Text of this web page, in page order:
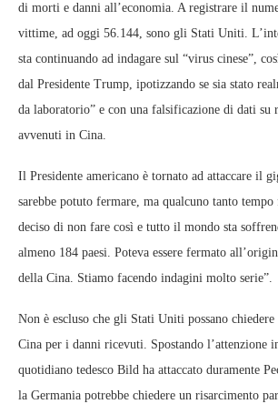
di morti e danni all’economia. A registrare il
vittime, ad oggi 56.144, sono gli Stati Uniti.
sta continuando ad indagare sul “virus cinese”,
dal Presidente Trump, ipotizzando se sia stato
da laboratorio” e con una falsificazione di dati su
avvenuti in Cina.
Il Presidente americano è tornato ad attaccare il
sarebbe potuto fermare, ma qualcuno tanto tempo
deciso di non fare così e tutto il mondo sta
almeno 184 paesi. Poteva essere fermato
della Cina. Stiamo facendo indagini molto serie”.
Non è escluso che gli Stati Uniti possano
Cina per i danni ricevuti. Spostando l’attenzione
quotidiano tedesco Bild ha attaccato duramente
la Germania potrebbe chiedere un risarcimento